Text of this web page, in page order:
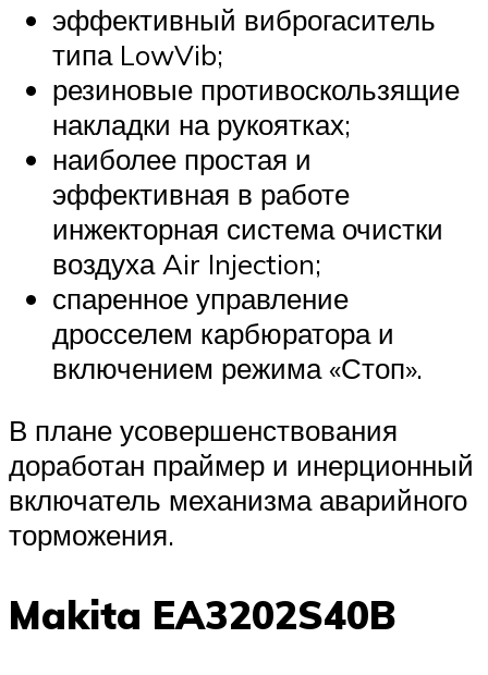
эффективный виброгаситель
типа LowVib;
резиновые противоскользящие
накладки на рукоятках;
наиболее простая и
эффективная в работе
инжекторная система очистки
воздуха Air Injection;
спаренное управление
дросселем карбюратора и
включением режима «Стоп».
В плане усовершенствования
доработан праймер и инерционный
включатель механизма аварийного
торможения.
Makita EA3202S40B